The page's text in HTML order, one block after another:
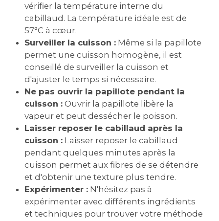
vérifier la température interne du
cabillaud. La température idéale est de
57°C à cœur.
Surveiller la cuisson : Même si la papillote
permet une cuisson homogène, il est
conseillé de surveiller la cuisson et
d'ajuster le temps si nécessaire.
Ne pas ouvrir la papillote pendant la
cuisson : Ouvrir la papillote libère la
vapeur et peut dessécher le poisson.
Laisser reposer le cabillaud après la
cuisson : Laisser reposer le cabillaud
pendant quelques minutes après la
cuisson permet aux fibres de se détendre
et d'obtenir une texture plus tendre.
Expérimenter : N'hésitez pas à
expérimenter avec différents ingrédients
et techniques pour trouver votre méthode